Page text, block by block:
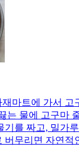
마트에 가서 고
는 물에 고구마
기를 짜고, 밀가
버무리면 자연적